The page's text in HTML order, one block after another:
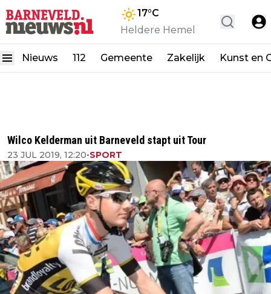
17°C
Heldere Hemel
Nieuws 112 Gemeente Zakelijk Kunst en
Wilco Kelderman uit Barneveld stapt uit Tour
23 JUL 2019, 12:20•SPORT